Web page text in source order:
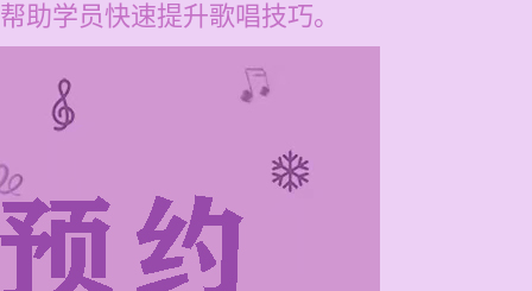
助学员快速提升歌唱技巧。